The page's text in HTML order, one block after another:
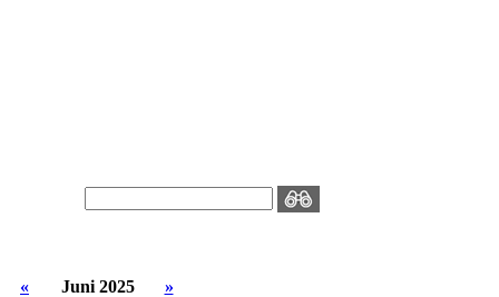
« Juni 2025
»